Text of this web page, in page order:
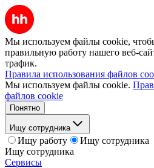
Мы используем файлы cookie,
правильную работу нашего веб-
трафик.
Правила использования файлов
Мы используем файлы cookie.
файлов cookie
Понятно
Ищу сотрудника
Ищу работу
Ищу сотрудника
Ищу сотрудника
Сервисы